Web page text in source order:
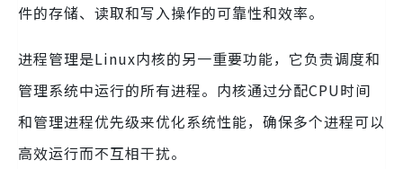
件的存储、读取和写入操作的可靠性和效率。
进程管理是Linux内核的另一重要功能，它负责调度和
管理系统中运行的所有进程。内核通过分配CPU时间
和管理进程优先级来优化系统性能，确保多个进程可以
高效运行而不互相干扰。